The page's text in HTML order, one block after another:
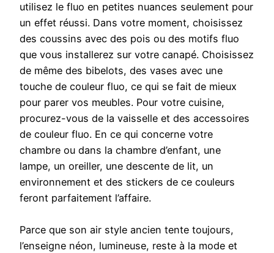
utilisez le fluo en petites nuances seulement pour
un effet réussi. Dans votre moment, choisissez
des coussins avec des pois ou des motifs fluo
que vous installerez sur votre canapé. Choisissez
de même des bibelots, des vases avec une
touche de couleur fluo, ce qui se fait de mieux
pour parer vos meubles. Pour votre cuisine,
procurez-vous de la vaisselle et des accessoires
de couleur fluo. En ce qui concerne votre
chambre ou dans la chambre d’enfant, une
lampe, un oreiller, une descente de lit, un
environnement et des stickers de ce couleurs
feront parfaitement l’affaire.
Parce que son air style ancien tente toujours,
l’enseigne néon, lumineuse, reste à la mode et